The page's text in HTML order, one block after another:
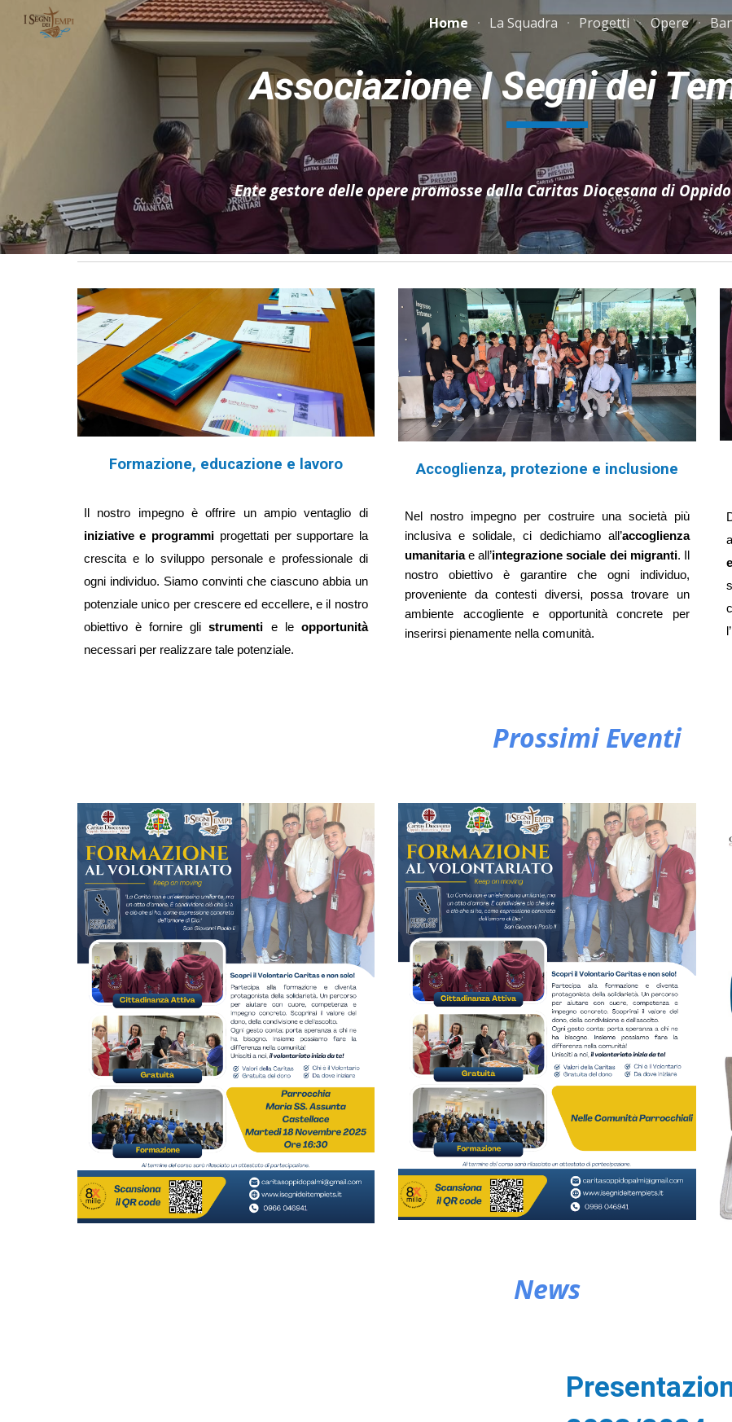
Skip to main content Skip to
Home La Squadra Progetti Opere
Associazione I Segni dei
Ente gestore delle opere promosse dalla Caritas Diocesana di
Formazione, educazione e lavoro
Il nostro impegno è offrire un ampio ventaglio di
iniziative e programmi progettati per supportare la
crescita e lo sviluppo personale e professionale di
ogni individuo. Siamo convinti che ciascuno abbia un
potenziale unico per crescere ed eccellere, e il nostro
obiettivo è fornire glistrumenti e le opportunità
necessari per realizzare tale potenziale.
Accoglienza, protezione e inclusione
Nel nostro impegno per costruire una società più
inclusiva e solidale, ci dedichiamo all’accoglienza
umanitariae all’integrazione sociale dei migranti. Il
nostro obiettivo è garantire che ogni individuo,
proveniente da contesti diversi, possa trovare un
ambiente accogliente e opportunità concrete per
inserirsi pienamente nella comunità.
l’
Prossimi Eventi
News